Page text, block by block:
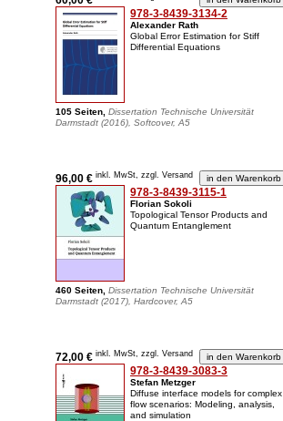
978-3-8439-3134-2
Alexander Rath
Global Error Estimation for Stiff
Differential Equations
105 Seiten, Dissertation Technische Universität
Darmstadt (2016), Softcover, A5
96,00 € inkl. MwSt, zzgl. Versand
978-3-8439-3115-1
Florian Sokoli
Topological Tensor Products and
Quantum Entanglement
460 Seiten, Dissertation Technische Universität
Darmstadt (2017), Hardcover, A5
72,00 € inkl. MwSt, zzgl. Versand
978-3-8439-3083-3
Stefan Metzger
Diffuse interface models for complex
flow scenarios: Modeling, analysis,
and simulation